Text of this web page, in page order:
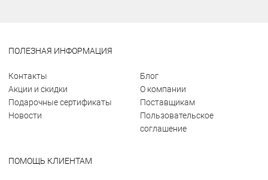
ПОЛЕЗНАЯ ИНФОРМАЦИЯ
Контакты
Акции и скидки
Подарочные сертификаты
Новости
Блог
О компании
Поставщикам
Пользовательское
соглашение
ПОМОЩЬ КЛИЕНТАМ